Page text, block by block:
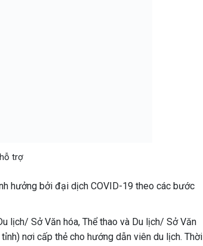
trợ
hưởng bởi đại dịch COVID-19 theo các bước
lịch/ Sở Văn hóa, Thể thao và Du lịch/ Sở Văn
nơi cấp thẻ cho hướng dẫn viên du lịch. Thời